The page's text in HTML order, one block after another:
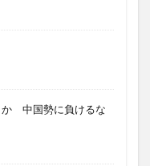
か 中国勢に負けるな